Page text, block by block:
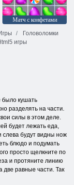
Матч с конфетами
Головоломки
игры
было кушать
разделять на части.
силы в этом деле.
будет лежать еда,
будут видны нож
блюдо и подумать
просто щелкните по
и протяните линию
равные части. Так